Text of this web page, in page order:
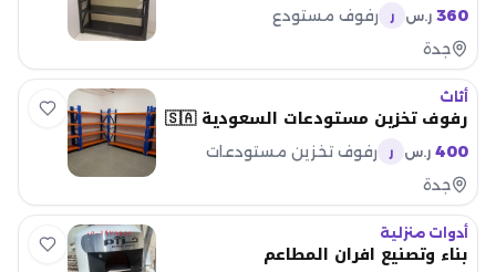
360 ر.س ر
رفوف مستودع
جدة
أثاث
رفوف تخزين مستودعات السعودية 🇸🇦
400 ر.س ر
رفوف تخزين مستودعات
جدة
أدوات منزلية
بناء وتصنيع افران المطاعم